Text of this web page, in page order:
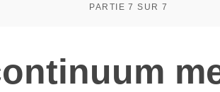
PARTIE 7 SUR 7